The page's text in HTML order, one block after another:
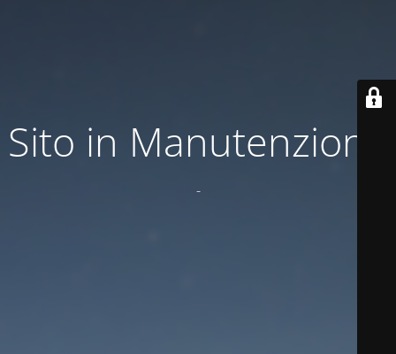
Sito in Manutenzione
-